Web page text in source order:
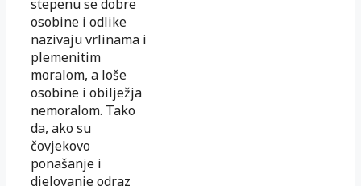
stepenu se dobre
osobine i odlike
nazivaju vrlinama i
plemenitim
moralom, a loše
osobine i obilježja
nemoralom. Tako
da, ako su
čovjekovo
ponašanje i
djelovanje odraz